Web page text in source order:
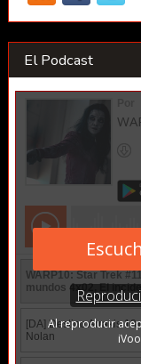
El Podcast